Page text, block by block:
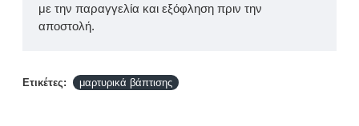
με την παραγγελία και εξόφληση πριν την
αποστολή.
Ετικέτες: μαρτυρικά βάπτισης